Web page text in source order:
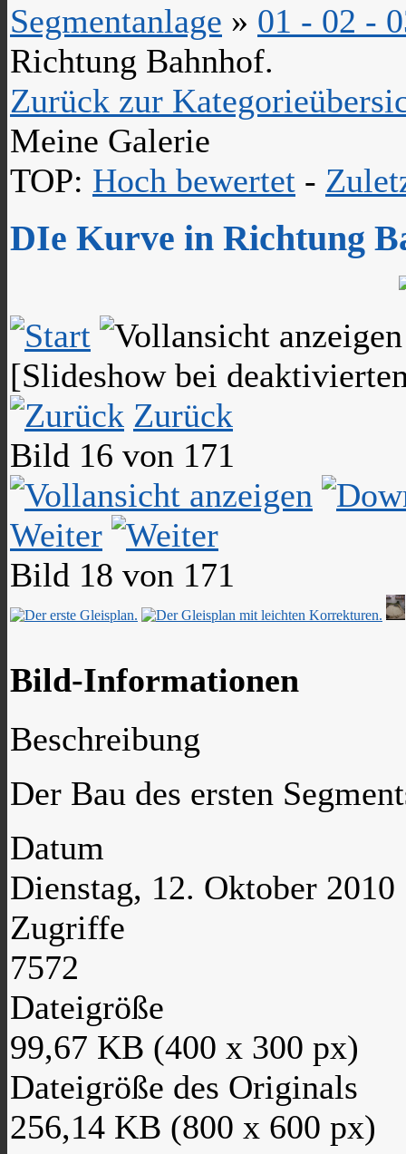
Segmentanlage » 01 - 02 -
Richtung Bahnhof.
Zurück zur
Meine Galerie
TOP: Hoch bewertet -
DIe Kurve in Richtung
[Slideshow bei
Zurück
Bild 16 von 171
Weiter
Bild 18 von 171
Bild-Informationen
Beschreibung
Der Bau des ersten
Datum
Dienstag, 12. Oktober 2010
Zugriffe
7572
Dateigröße
99,67 KB (400 x 300 px)
Dateigröße des Originals
256,14 KB (800 x 600 px)